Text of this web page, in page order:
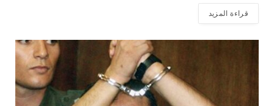
قراءة المزيد